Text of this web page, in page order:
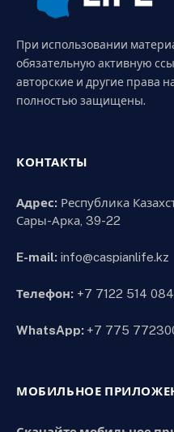
При использовании
обязательную активную
авторские и другие права
полностью защищены.
КОНТАКТЫ
Адрес: Республика
Сары-Арка, 39-22
E-mail: info@caspianlife.kz
Телефон: +7 7122 514 084
WhatsApp: +7 775
МОБИЛЬНОЕ